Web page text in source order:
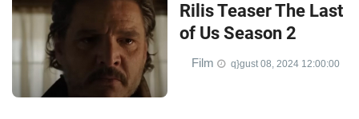
Rilis Teaser The Last
of Us Season 2
Film q}gust 08, 2024 12:00:00